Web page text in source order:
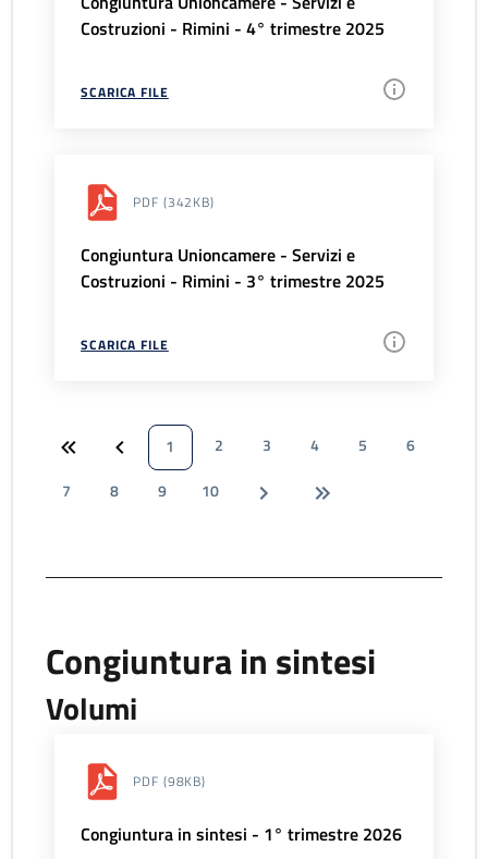
Costruzioni - Rimini - 4° trimestre 2025
SCARICA FILE
PDF (342KB)
Congiuntura Unioncamere - Servizi e
Costruzioni - Rimini - 3° trimestre 2025
SCARICA FILE
1 2 3 4 5
6
7
8 9 10
Congiuntura in sintesi
Volumi
PDF (98KB)
Congiuntura in sintesi - 1° trimestre 2026